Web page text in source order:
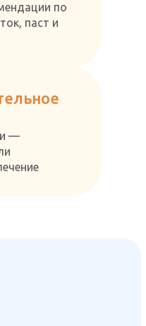
по
паст и
—